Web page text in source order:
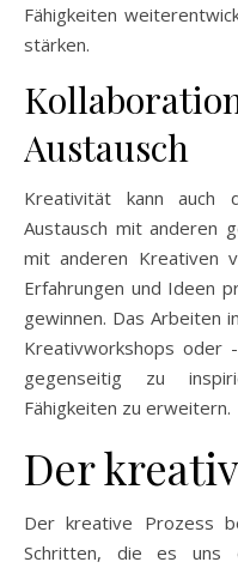
Fähigkeiten
stärken.
Austausch
Kreativität kann auch
Austausch mit anderen
mit anderen Kreativen
Erfahrungen und Ideen
gewinnen. Das Arbeiten
Kreativworkshops oder
gegenseitig zu
Fähigkeiten zu erweitern.
Der
Der kreative Prozess
Schritten, die es uns